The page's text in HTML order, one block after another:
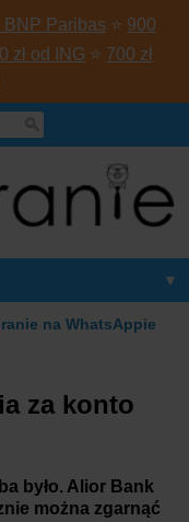
BNP Paribas ⭐ 900
zł od ING ⭐ 700 zł
▼
na WhatsAppie
za konto
było. Alior Bank
można zgarnąć